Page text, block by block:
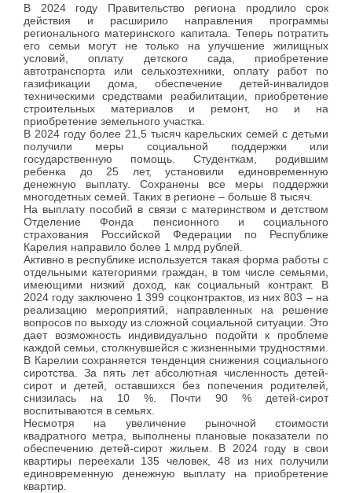
В 2024 году Правительство региона продлило срок
действия и расширило направления программы
регионального материнского капитала. Теперь потратить
его семьи могут не только на улучшение жилищных
условий, оплату детского сада, приобретение
автотранспорта или сельхозтехники, оплату работ по
газификации дома, обеспечение детей-инвалидов
техническими средствами реабилитации, приобретение
строительных материалов и ремонт, но и на
приобретение земельного участка.
В 2024 году более 21,5 тысяч карельских семей с детьми
получили меры социальной поддержки или
государственную помощь. Студенткам, родившим
ребенка до 25 лет, установили единовременную
денежную выплату. Сохранены все меры поддержки
многодетных семей. Таких в регионе – больше 8 тысяч.
На выплату пособий в связи с материнством и детством
Отделение Фонда пенсионного и социального
страхования Российской Федерации по Республике
Карелия направило более 1 млрд рублей.
Активно в республике используется такая форма работы с
отдельными категориями граждан, в том числе семьями,
имеющими низкий доход, как социальный контракт. В
2024 году заключено 1 399 соцконтрактов, из них 803 – на
реализацию мероприятий, направленных на решение
вопросов по выходу из сложной социальной ситуации. Это
дает возможность индивидуально подойти к проблеме
каждой семьи, столкнувшейся с жизненными трудностями.
В Карелии сохраняется тенденция снижения социального
сиротства. За пять лет абсолютная численность детей-
сирот и детей, оставшихся без попечения родителей,
снизилась на 10 %. Почти 90 % детей-сирот
воспитываются в семьях.
Несмотря на увеличение рыночной стоимости
квадратного метра, выполнены плановые показатели по
обеспечению детей-сирот жильем. В 2024 году в свои
квартиры переехали 135 человек, 48 из них получили
единовременную денежную выплату на приобретение
квартир.